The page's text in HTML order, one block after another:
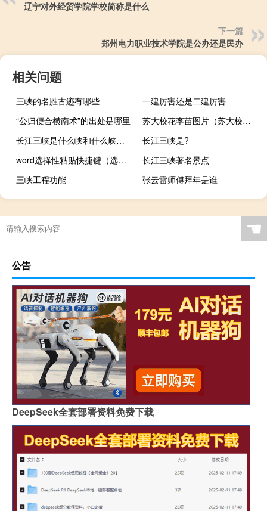
辽宁对外经贸学院学校简称是什么
下一篇
郑州电力职业技术学院是公办还是民办
相关问题
三峡的名胜古迹有哪些
一建厉害还是二建厉害
“公归便合横南术”的出处是哪里
苏大校花李苗图片（苏大校花）
长江三峡是什么峡和什么峡的总称
长江三峡是?
word选择性粘贴快捷键（选择性粘贴快捷键）
长江三峡著名景点
三峡工程功能
张云雷师傅拜年是谁
☚
公告
DeepSeek全套部署资料免费下载